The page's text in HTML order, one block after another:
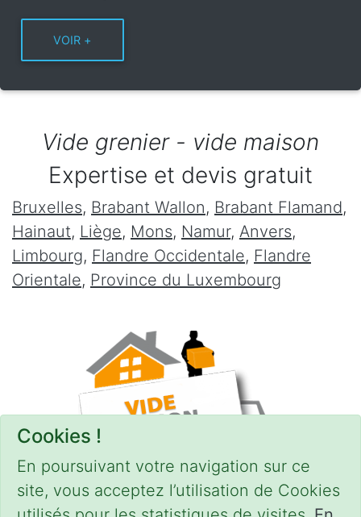
Cookies !
En poursuivant votre navigation sur ce
site, vous acceptez l’utilisation de Cookies
Vide grenier - vide maison
Expertise et devis gratuit
Bruxelles, Brabant Wallon, Brabant Flamand,
Hainaut, Liège, Mons, Namur, Anvers,
Limbourg, Flandre Occidentale, Flandre
Orientale, Province du Luxembourg